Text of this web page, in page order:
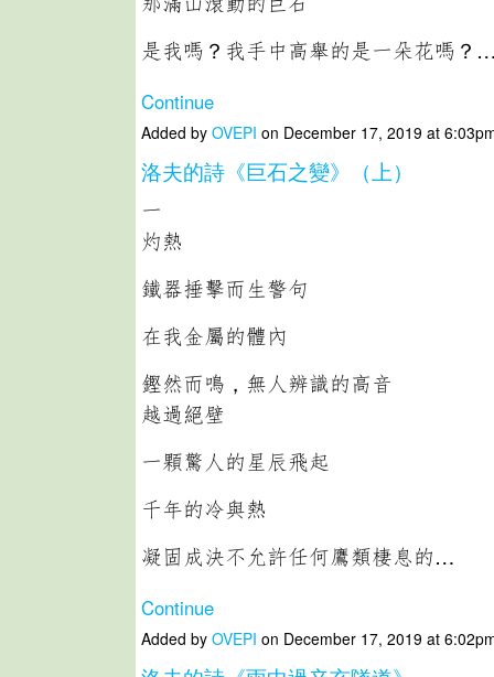
是我嗎？我手中高舉的是一朵花嗎？
Continue
Added by OVEPI on December 17, 2019 at
洛夫的詩《巨石之變》（上）
一
灼熱
鐵器捶擊而生警句
在我金屬的體內
鏗然而鳴，無人辨識的高音
越過絕壁
一顆驚人的星辰飛起
千年的冷與熱
凝固成決不允許任何鷹類棲息的…
Continue
Added by OVEPI on December 17, 2019 at